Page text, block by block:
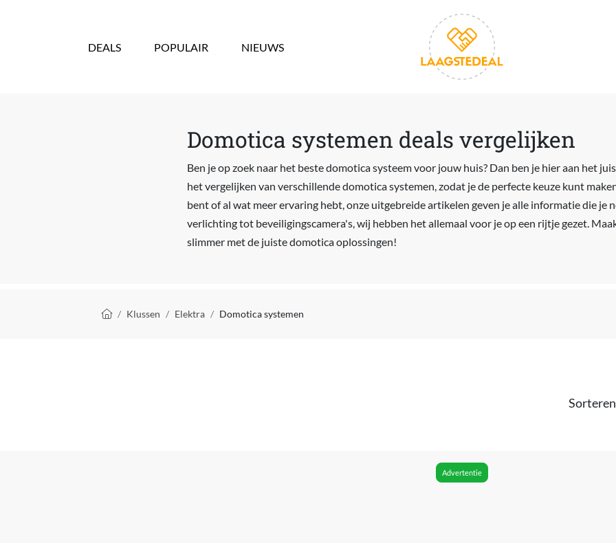
DEALS POPULAIR NIEUWS
Domotica systemen deals vergelijken
Ben je op zoek naar het beste domotica systeem voor jouw huis? Dan ben je hier aan het
het vergelijken van verschillende domotica systemen, zodat je de perfecte keuze kunt
bent of al wat meer ervaring hebt, onze uitgebreide artikelen geven je alle informatie die je
verlichting tot beveiligingscamera's, wij hebben het allemaal voor je op een rijtje gezet.
slimmer met de juiste domotica oplossingen!
Kruimelpad
Klussen Elektra Domotica systemen
Advertentie